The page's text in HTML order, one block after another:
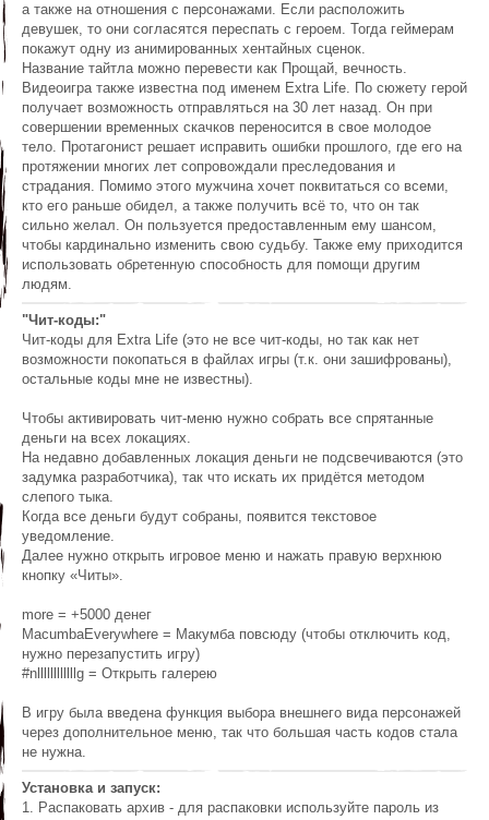
а также на отношения с персонажами. Если расположить
девушек, то они согласятся переспать с героем. Тогда геймерам
покажут одну из анимированных хентайных сценок.
Название тайтла можно перевести как Прощай, вечность.
Видеоигра также известна под именем Extra Life. По сюжету герой
получает возможность отправляться на 30 лет назад. Он при
совершении временных скачков переносится в свое молодое
тело. Протагонист решает исправить ошибки прошлого, где его на
протяжении многих лет сопровождали преследования и
страдания. Помимо этого мужчина хочет поквитаться со всеми,
кто его раньше обидел, а также получить всё то, что он так
сильно желал. Он пользуется предоставленным ему шансом,
чтобы кардинально изменить свою судьбу. Также ему приходится
использовать обретенную способность для помощи другим
людям.
"Чит-коды:"
Чит-коды для Extra Life (это не все чит-коды, но так как нет
возможности покопаться в файлах игры (т.к. они зашифрованы),
остальные коды мне не известны).
Чтобы активировать чит-меню нужно собрать все спрятанные
деньги на всех локациях.
На недавно добавленных локация деньги не подсвечиваются (это
задумка разработчика), так что искать их придётся методом
слепого тыка.
Когда все деньги будут собраны, появится текстовое
уведомление.
Далее нужно открыть игровое меню и нажать правую верхнюю
кнопку «Читы».
more = +5000 денег
MacumbaEverywhere = Макумба повсюду (чтобы отключить код,
нужно перезапустить игру)
#nllllllllllllg = Открыть галерею
В игру была введена функция выбора внешнего вида персонажей
через дополнительное меню, так что большая часть кодов стала
не нужна.
Установка и запуск:
1. Распаковать архив - для распаковки используйте пароль из